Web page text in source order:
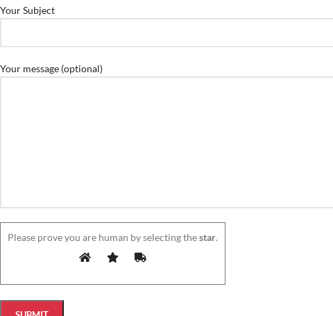
Your Subject
Your message (optional)
Please prove you are human by selecting thestar.